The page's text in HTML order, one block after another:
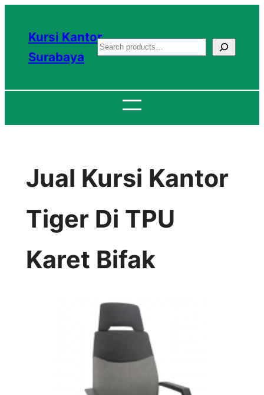
konten
Kursi Kantor
Surabaya
S
a
c
Jual Kursi Kantor
Tiger Di TPU
Karet Bifak